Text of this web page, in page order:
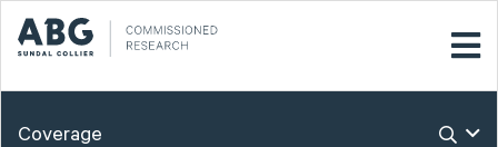
Coverage